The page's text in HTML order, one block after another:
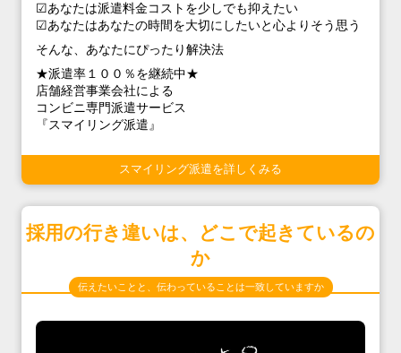
☑あなたは派遣料金コストを少しでも抑えたい
☑あなたはあなたの時間を大切にしたいと心よりそう思う
そんな、あなたにぴったり解決法
★派遣率１００％を継続中★
店舗経営事業会社による
コンビニ専門派遣サービス
『スマイリング派遣』
スマイリング派遣を詳しくみる
採用の行き違いは、どこで起きているの
か
伝えたいことと、伝わっていることは一致していますか